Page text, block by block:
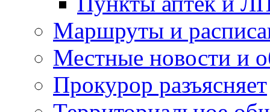
Маршруты и
Местные новости и
Прокурор разъясняет